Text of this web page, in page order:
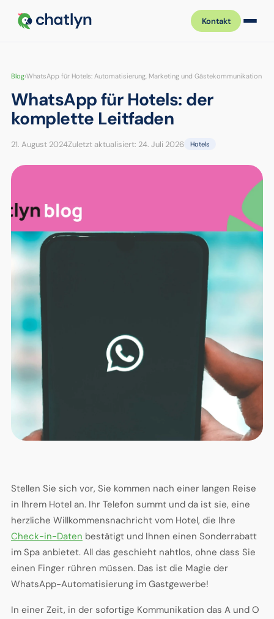
Kontakt
Blog›WhatsApp für Hotels: Automatisierung, Marketing und Gästekommunikation
WhatsApp für Hotels: der
komplette Leitfaden
21. August 2024Zuletzt aktualisiert: 24. Juli 2026 Hotels
Stellen Sie sich vor, Sie kommen nach einer langen Reise
in Ihrem Hotel an. Ihr Telefon summt und da ist sie, eine
herzliche Willkommensnachricht vom Hotel, die Ihre
Check-in-Daten bestätigt und Ihnen einen Sonderrabatt
im Spa anbietet. All das geschieht nahtlos, ohne dass Sie
einen Finger rühren müssen. Das ist die Magie der
WhatsApp-Automatisierung im Gastgewerbe!
In einer Zeit, in der sofortige Kommunikation das A und O